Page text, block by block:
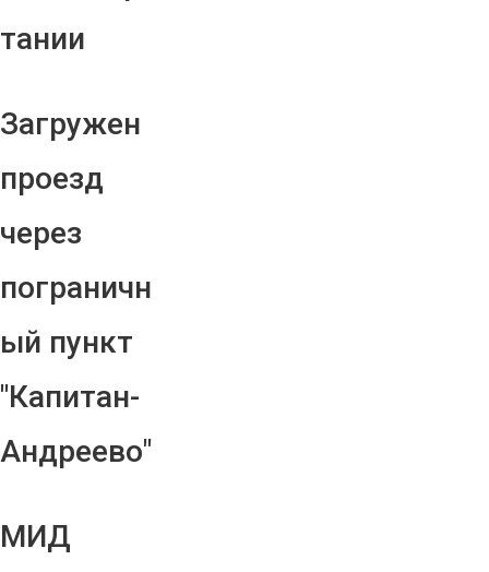
тании
Загружен
проезд
через
пограничн
ый пункт
"Капитан-
Андреево"
МИД